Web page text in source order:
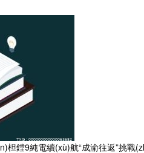
柦鏜9純電續(xù)航“成渝往返”挑戰